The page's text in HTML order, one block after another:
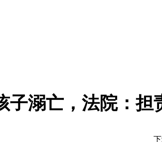
子溺亡，法院：担
下